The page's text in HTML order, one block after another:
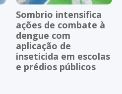
Sombrio intensifica
ações de combate à
dengue com
aplicação de
inseticida em escolas
e prédios públicos